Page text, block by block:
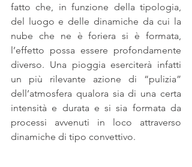
fatto che, in funzione della tipologia,
del luogo e delle dinamiche da cui la
nube che ne è foriera si è formata,
l’effetto possa essere profondamente
diverso. Una pioggia eserciterà infatti
un più rilevante azione di “pulizia”
dell’atmosfera qualora sia di una certa
intensità e durata e si sia formata da
processi avvenuti in loco attraverso
dinamiche di tipo convettivo.